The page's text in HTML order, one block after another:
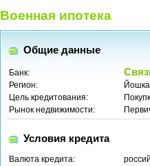
Военная ипотека
Общие данные
Банк:
Регион:
Цель кредитования:
Рынок недвижимости:
Условия кредита
Валюта кредита: